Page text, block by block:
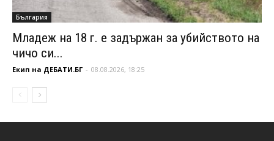
България
Младеж на 18 г. е задържан за убийството на
чичо си...
Екип на ДЕБАТИ.БГ - 08.08.2026, 18:25